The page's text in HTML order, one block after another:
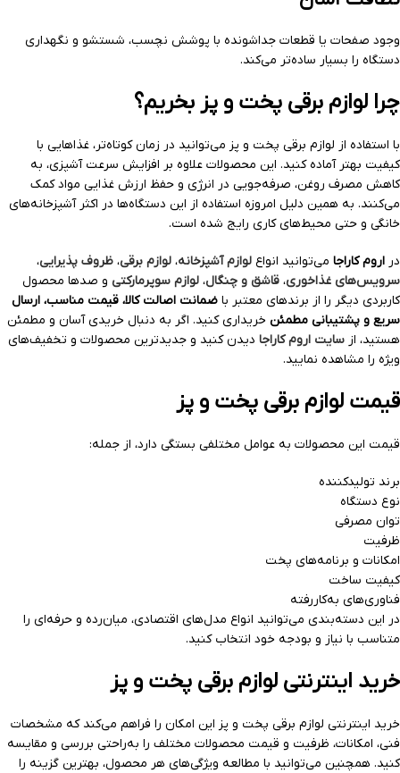
وجود صفحات یا قطعات جداشونده با پوشش نچسب، شستشو و نگهداری
دستگاه را بسیار ساده‌تر می‌کند.
چرا لوازم برقی پخت و پز بخریم؟
با استفاده از لوازم برقی پخت و پز می‌توانید در زمان کوتاه‌تر، غذاهایی با
کیفیت بهتر آماده کنید. این محصولات علاوه بر افزایش سرعت آشپزی، به
کاهش مصرف روغن، صرفه‌جویی در انرژی و حفظ ارزش غذایی مواد کمک
می‌کنند. به همین دلیل امروزه استفاده از این دستگاه‌ها در اکثر آشپزخانه‌های
خانگی و حتی محیط‌های کاری رایج شده است.
در اروم کاراجا می‌توانید انواع لوازم آشپزخانه، لوازم برقی، ظروف پذیرایی،
سرویس‌های غذاخوری، قاشق و چنگال، لوازم سوپرمارکتی و صدها محصول
کاربردی دیگر را از برندهای معتبر با ضمانت اصالت کالا، قیمت مناسب، ارسال
سریع و پشتیبانی مطمئن خریداری کنید. اگر به دنبال خریدی آسان و مطمئن
هستید، از سایت اروم کاراجا دیدن کنید و جدیدترین محصولات و تخفیف‌های
ویژه را مشاهده نمایید.
قیمت لوازم برقی پخت و پز
قیمت این محصولات به عوامل مختلفی بستگی دارد، از جمله:
برند تولیدکننده
نوع دستگاه
توان مصرفی
ظرفیت
امکانات و برنامه‌های پخت
کیفیت ساخت
فناوری‌های به‌کاررفته
در این دسته‌بندی می‌توانید انواع مدل‌های اقتصادی، میان‌رده و حرفه‌ای را
متناسب با نیاز و بودجه خود انتخاب کنید.
خرید اینترنتی لوازم برقی پخت و پز
خرید اینترنتی لوازم برقی پخت و پز این امکان را فراهم می‌کند که مشخصات
فنی، امکانات، ظرفیت و قیمت محصولات مختلف را به‌راحتی بررسی و مقایسه
کنید. همچنین می‌توانید با مطالعه ویژگی‌های هر محصول، بهترین گزینه را